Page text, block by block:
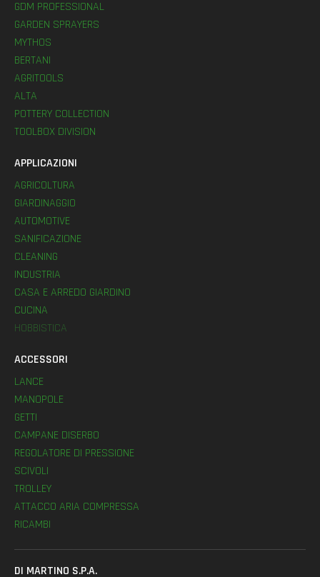
GDM PROFESSIONAL
GARDEN SPRAYERS
MYTHOS
BERTANI
AGRITOOLS
ALTA
POTTERY COLLECTION
TOOLBOX DIVISION
APPLICAZIONI
AGRICOLTURA
GIARDINAGGIO
AUTOMOTIVE
SANIFICAZIONE
CLEANING
INDUSTRIA
CASA E ARREDO GIARDINO
CUCINA
HOBBISTICA
ACCESSORI
LANCE
MANOPOLE
GETTI
CAMPANE DISERBO
REGOLATORE DI PRESSIONE
SCIVOLI
TROLLEY
ATTACCO ARIA COMPRESSA
RICAMBI
DI MARTINO S.P.A.